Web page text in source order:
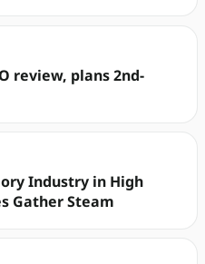
review, plans 2nd-
Industry in High
Gather Steam